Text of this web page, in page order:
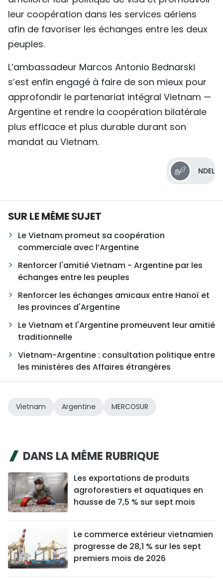
leur coopération dans les services aériens
afin de favoriser les échanges entre les deux
peuples.
L’ambassadeur Marcos Antonio Bednarski
s’est enfin engagé à faire de son mieux pour
approfondir le partenariat intégral Vietnam —
Argentine et rendre la coopération bilatérale
plus efficace et plus durable durant son
mandat au Vietnam.
NDEL
SUR LE MÊME SUJET
Le Vietnam promeut sa coopération
commerciale avec l’Argentine
Renforcer l'amitié Vietnam - Argentine par les
échanges entre les peuples
Renforcer les échanges amicaux entre Hanoï et
les provinces d'Argentine
Le Vietnam et l'Argentine promeuvent leur amitié
traditionnelle
Vietnam-Argentine : consultation politique entre
les ministères des Affaires étrangères
Vietnam Argentine MERCOSUR
DANS LA MÊME RUBRIQUE
Les exportations de produits
agroforestiers et aquatiques en
hausse de 7,5 % sur sept mois
Le commerce extérieur vietnamien
progresse de 28,1 % sur les sept
premiers mois de 2026